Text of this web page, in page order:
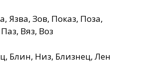
Язва, Зов, Показ, Поза,
Вяз, Воз
Блин, Низ, Близнец, Лен